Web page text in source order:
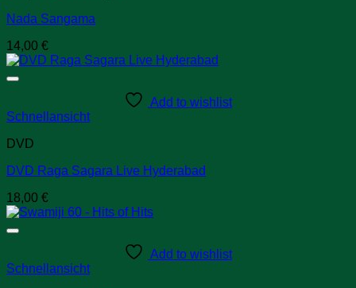
Nada Sangama
14,00 €
Add to wishlist
Schnellansicht
DVD
DVD Raga Sagara Live Hyderabad
18,00 €
Add to wishlist
Schnellansicht